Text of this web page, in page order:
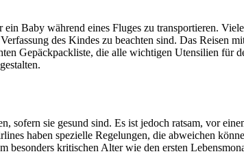
Baby während eines Fluges zu transportieren.
des Kindes zu beachten sind. Das Reisen
Gepäckpackliste, die alle wichtigen Utensilien für
sie gesund sind. Es ist jedoch ratsam, vor
haben spezielle Regelungen, die abweichen
kritischen Alter wie den ersten